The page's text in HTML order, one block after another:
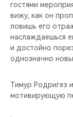
гостями
вижу, как он
ловишь его
наслаждаешься
и достойно
однозначно
Тимур Родригез
мотивирующую